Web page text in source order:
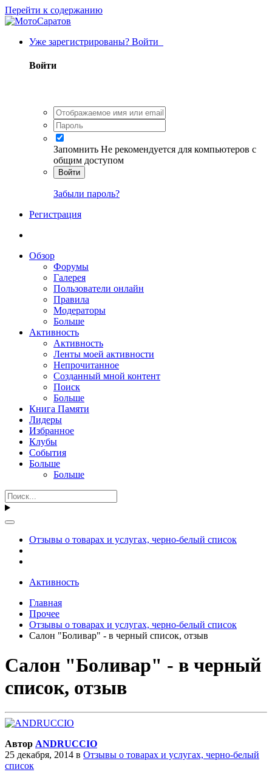
Перейти к содержанию
Уже зарегистрированы? Войти
Войти
Запомнить Не рекомендуется для компьютеров с
общим доступом
Войти
Забыли пароль?
Регистрация
Обзор
Форумы
Галерея
Пользователи онлайн
Правила
Модераторы
Больше
Активность
Активность
Ленты моей активности
Непрочитанное
Созданный мной контент
Поиск
Больше
Книга Памяти
Лидеры
Избранное
Клубы
События
Больше
Больше
Отзывы о товарах и услугах, черно-белый список
Активность
Главная
Прочее
Отзывы о товарах и услугах, черно-белый список
Салон "Боливар" - в черный список, отзыв
Салон "Боливар" - в черный
список, отзыв
Автор ANDRUCCIO
25 декабря, 2014 в Отзывы о товарах и услугах, черно-белый
список